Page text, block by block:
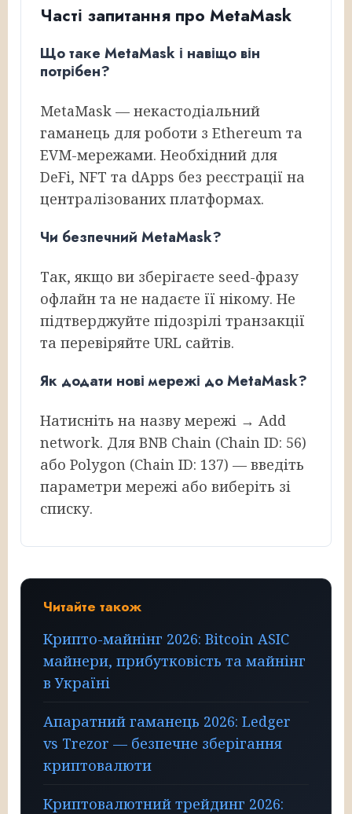
Часті запитання про MetaMask
Що таке MetaMask і навіщо він
потрібен?
MetaMask — некастодіальний
гаманець для роботи з Ethereum та
EVM-мережами. Необхідний для
DeFi, NFT та dApps без реєстрації на
централізованих платформах.
Чи безпечний MetaMask?
Так, якщо ви зберігаєте seed-фразу
офлайн та не надаєте її нікому. Не
підтверджуйте підозрілі транзакції
та перевіряйте URL сайтів.
Як додати нові мережі до MetaMask?
Натисніть на назву мережі → Add
network. Для BNB Chain (Chain ID: 56)
або Polygon (Chain ID: 137) — введіть
параметри мережі або виберіть зі
списку.
Читайте також
Крипто-майнінг 2026: Bitcoin ASIC
майнери, прибутковість та майнінг
в Україні
Апаратний гаманець 2026: Ledger
vs Trezor — безпечне зберігання
криптовалюти
Криптовалютний трейдинг 2026: